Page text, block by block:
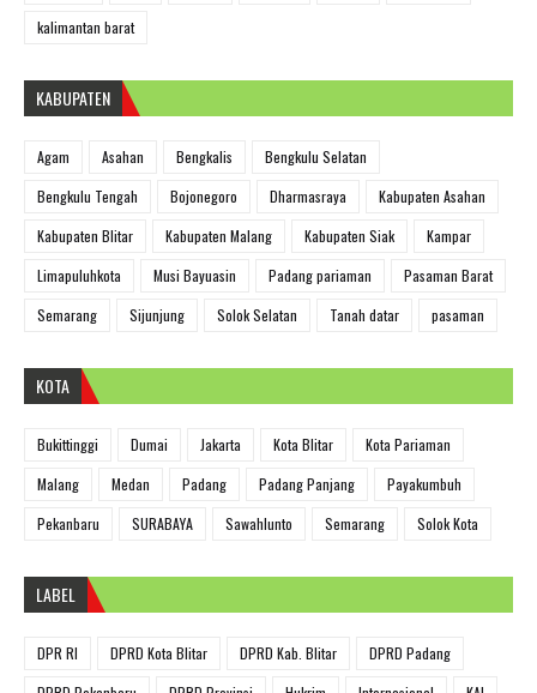
kalimantan barat
KABUPATEN
Agam Asahan Bengkalis
Bengkulu Selatan
Bengkulu Tengah
Bojonegoro Dharmasraya
Kabupaten Asahan
Kabupaten Blitar
Kabupaten Malang Kabupaten Siak
Kampar
Limapuluhkota
Musi Bayuasin Padang pariaman
Pasaman Barat
Semarang
Sijunjung Solok Selatan Tanah datar pasaman
KOTA
Bukittinggi Dumai Jakarta Kota Blitar
Kota Pariaman
Malang
Medan Padang Padang Panjang
Payakumbuh
Pekanbaru
SURABAYA Sawahlunto Semarang Solok Kota
LABEL
DPR RI DPRD Kota Blitar DPRD Kab. Blitar
DPRD Padang